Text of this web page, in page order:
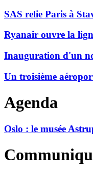
SAS relie Paris à
Ryanair ouvre la
Inauguration d'un
Un troisième
Agenda
Oslo : le musée